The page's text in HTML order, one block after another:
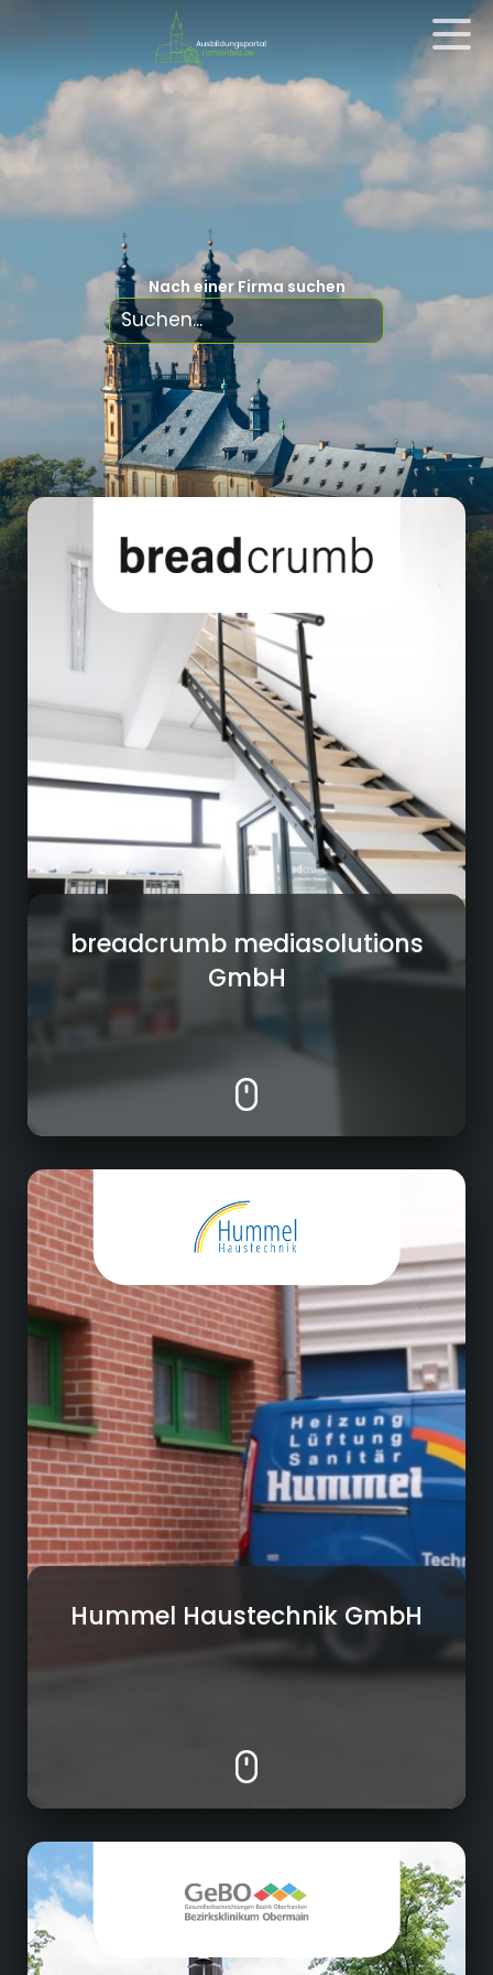
Nach einer Firma suchen
Marketing- und Digital-Beratung
Konzeption, Design und Entwicklung von
Websites, Onlineshops und Webportalen
Kampagnen, Social Media und
Onlinemarketing
Dauerhafte Betreuung und
Weiterentwicklung unserer Kunden
breadcrumb mediasolutions
GmbH
Haustechnik
• Beratung in allen SHK-Bereichen
• Sanierungen, Neugestaltungen und
Neubauten von Bädern und Sanitären
Einrichtungen
• Planung, Installation und Inbtriebnahme von
Heizungsanlagen
• Beratung und Installation von erneuerbaren
Energien wie PV-Anlagen oder
Wärmepumpen
• Wartungsarbeiten und Instandhaltung von
Heizungs- und Rohrsystemen
Hummel Haustechnik GmbH
In unseren Krankenhäusern, Tageskliniken und
Heimen gewährleisten wir die stationäre und